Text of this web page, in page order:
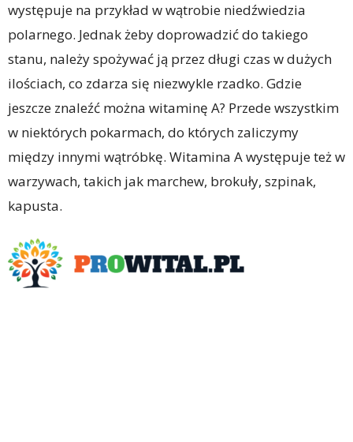
występuje na przykład w wątrobie niedźwiedzia
polarnego. Jednak żeby doprowadzić do takiego
stanu, należy spożywać ją przez długi czas w dużych
ilościach, co zdarza się niezwykle rzadko. Gdzie
jeszcze znaleźć można witaminę A? Przede wszystkim
w niektórych pokarmach, do których zaliczymy
między innymi wątróbkę. Witamina A występuje też w
warzywach, takich jak marchew, brokuły, szpinak,
kapusta.